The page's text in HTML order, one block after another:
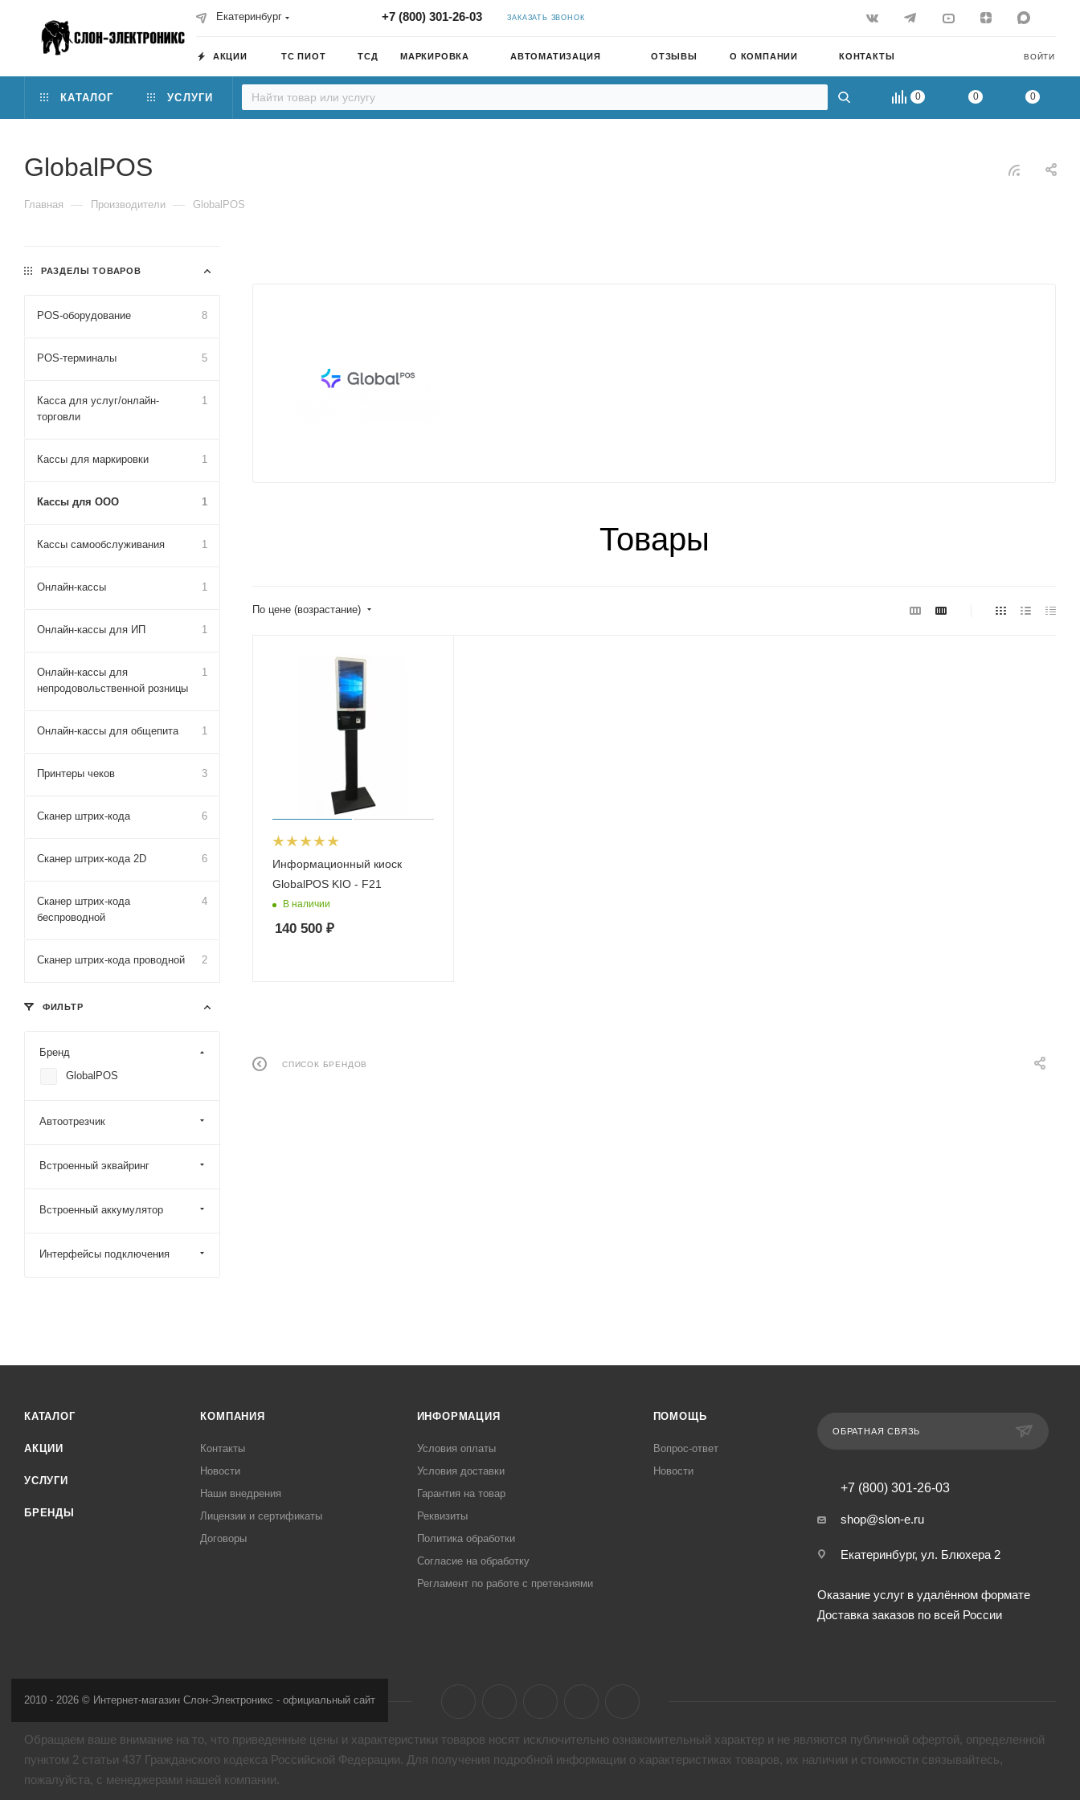
Екатеринбург +7 (800) 301-26-03 ЗАКАЗАТЬ ЗВОНОК
ВОЙТИ
АКЦИИ ТС ПИОТ ТСД МАРКИРОВКА АВТОМАТИЗАЦИЯ ОТЗЫВЫ О КОМПАНИИ КОНТАКТЫ
0 0 0
КАТАЛОГ УСЛУГИ
GlobalPOS
Главная — Производители — GlobalPOS
Товары
По цене (возрастание)
Информационный киоск
GlobalPOS KIO - F21
В наличии
140 500 ₽
СПИСОК БРЕНДОВ
РАЗДЕЛЫ ТОВАРОВ
POS-оборудование 8
POS-терминалы 5
Касса для услуг/онлайн-
торговли
1
Кассы для маркировки 1
Кассы для ООО 1
Кассы самообслуживания 1
Онлайн-кассы 1
Онлайн-кассы для ИП 1
Онлайн-кассы для
непродовольственной розницы
1
Онлайн-кассы для общепита 1
Принтеры чеков 3
Сканер штрих-кода 6
Сканер штрих-кода 2D 6
Сканер штрих-кода
беспроводной
4
Сканер штрих-кода проводной 2
ФИЛЬТР
Бренд
GlobalPOS
Автоотрезчик
Встроенный эквайринг
Встроенный аккумулятор
Интерфейсы подключения
КАТАЛОГ
АКЦИИ
УСЛУГИ
БРЕНДЫ
КОМПАНИЯ
Контакты
Новости
Наши внедрения
Лицензии и сертификаты
Договоры
ИНФОРМАЦИЯ
Условия оплаты
Условия доставки
Гарантия на товар
Реквизиты
Политика обработки
Согласие на обработку
Регламент по работе с претензиями
ПОМОЩЬ
Вопрос-ответ
Новости
ОБРАТНАЯ СВЯЗЬ
+7 (800) 301-26-03
shop@slon-e.ru
Екатеринбург, ул. Блюхера 2
Оказание услуг в удалённом формате
Доставка заказов по всей России
2010 - 2026 © Интернет-магазин Слон-Электроникс - официальный сайт
Обращаем ваше внимание на то, что приведенные цены и характеристики товaров носят исключительно ознакомительный характер и не являются публичной офертой, определенной
пунктом 2 статьи 437 Гражданского кодекса Российской Федерации. Для получения подробной информации о характеристиках товaров, их наличии и стоимости связывайтесь,
пожалуйста, с менеджерами нашей компании.